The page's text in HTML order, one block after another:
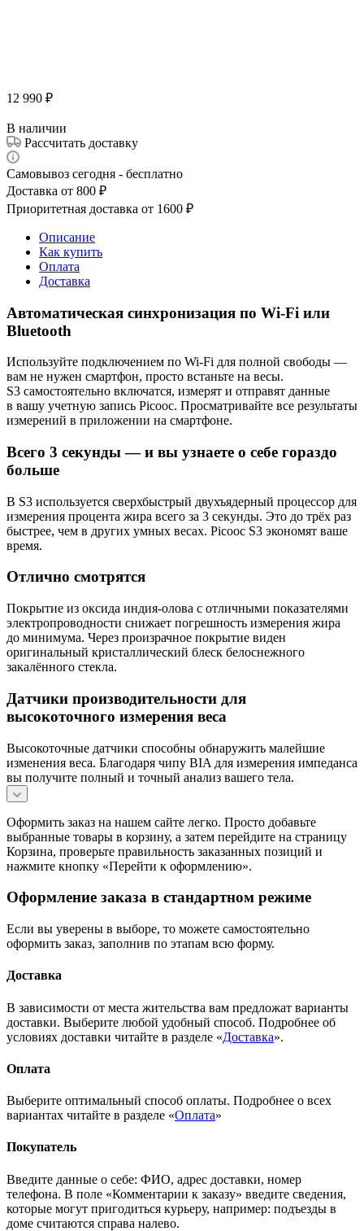
12 990 ₽
В наличии
Рассчитать доставку
Самовывоз сегодня - бесплатно
Доставка от 800 ₽
Приоритетная доставка от 1600 ₽
Описание
Как купить
Оплата
Доставка
Автоматическая синхронизация по Wi-Fi или
Bluetooth
Используйте подключением по Wi-Fi для полной свободы —
вам не нужен смартфон, просто встаньте на весы.
S3 самостоятельно включатся, измерят и отправят данные
в вашу учетную запись Picooc. Просматривайте все результаты
измерений в приложении на смартфоне.
Всего 3 секунды — и вы узнаете о себе гораздо
больше
В S3 используется сверхбыстрый двухъядерный процессор для
измерения процента жира всего за 3 секунды. Это до трёх раз
быстрее, чем в других умных весах. Picooc S3 экономят ваше
время.
Отлично смотрятся
Покрытие из оксида индия-олова с отличными показателями
электропроводности снижает погрешность измерения жира
до минимума. Через произрачное покрытие виден
оригинальный кристаллический блеск белоснежного
закалённого стекла.
Датчики производительности для
высокоточного измерения веса
Высокоточные датчики способны обнаружить малейшие
изменения веса. Благодаря чипу BIA для измерения импеданса
вы получите полный и точный анализ вашего тела.
Оформить заказ на нашем сайте легко. Просто добавьте
выбранные товары в корзину, а затем перейдите на страницу
Корзина, проверьте правильность заказанных позиций и
нажмите кнопку «Перейти к оформлению».
Оформление заказа в стандартном режиме
Если вы уверены в выборе, то можете самостоятельно
оформить заказ, заполнив по этапам всю форму.
Доставка
В зависимости от места жительства вам предложат варианты
доставки. Выберите любой удобный способ. Подробнее об
условиях доставки читайте в разделе «Доставка».
Оплата
Выберите оптимальный способ оплаты. Подробнее о всех
вариантах читайте в разделе «Оплата»
Покупатель
Введите данные о себе: ФИО, адрес доставки, номер
телефона. В поле «Комментарии к заказу» введите сведения,
которые могут пригодиться курьеру, например: подъезды в
доме считаются справа налево.